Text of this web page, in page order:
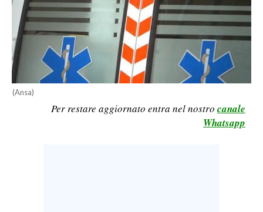
POLITICA
ECONOMIA
SERVIZI ALLE IMPRESE
LAVORO
(Ansa)
Per restare aggiornato entra nel nostro canale
Whatsapp